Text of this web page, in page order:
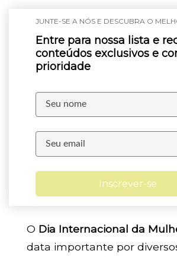
JUNTE-SE A NÓS E DESCUBRA O
Entre para nossa lista e
conteúdos exclusivos e
prioridade
Inscrever-se
O Dia Internacional da
data importante por